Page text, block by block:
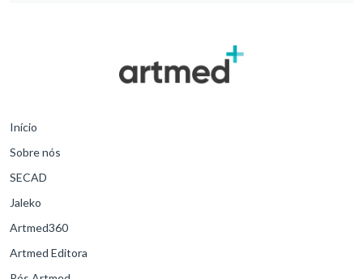
Início
Sobre nós
SECAD
Jaleko
Artmed360
Artmed Editora